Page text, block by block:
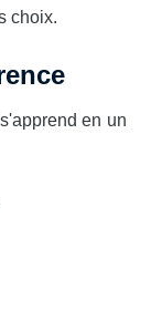
choix.
en un